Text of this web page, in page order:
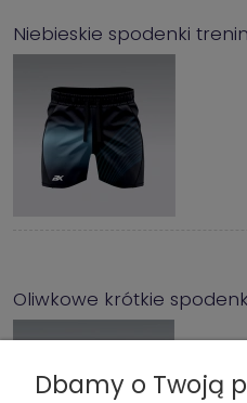
Niebieskie spodenki
Oliwkowe krótkie
Dbamy o Twoją